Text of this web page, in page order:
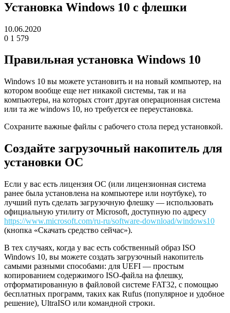
Установка Windows 10 с флешки
10.06.2020
0 1 579
Правильная установка Windows 10
Windows 10 вы можете установить и на новый компьютер, на
котором вообще еще нет никакой системы, так и на
компьютеры, на которых стоит другая операционная система
или та же windows 10, но требуется ее переустановка.
Сохраните важные файлы с рабочего стола перед установкой.
Создайте загрузочный накопитель для
установки ОС
Если у вас есть лицензия ОС (или лицензионная система
ранее была установлена на компьютере или ноутбуке), то
лучший путь сделать загрузочную флешку — использовать
официальную утилиту от Microsoft, доступную по адресу
https://www.microsoft.com/ru-ru/software-download/windows10
(кнопка «Скачать средство сейчас»).
В тех случаях, когда у вас есть собственный образ ISO
Windows 10, вы можете создать загрузочный накопитель
самыми разными способами: для UEFI — простым
копированием содержимого ISO-файла на флешку,
отформатированную в файловой системе FAT32, с помощью
бесплатных программ, таких как Rufus (популярное и удобное
решение), UltraISO или командной строки.